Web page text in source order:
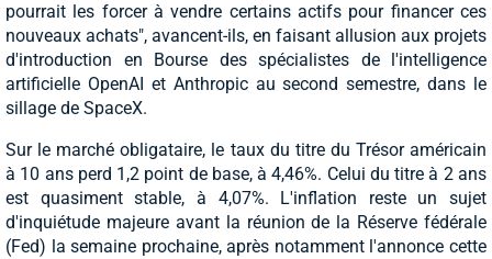
pourrait les forcer à vendre certains actifs pour financer ces
nouveaux achats", avancent-ils, en faisant allusion aux projets
d'introduction en Bourse des spécialistes de l'intelligence
artificielle OpenAI et Anthropic au second semestre, dans le
sillage de SpaceX.
Sur le marché obligataire, le taux du titre du Trésor américain
à 10 ans perd 1,2 point de base, à 4,46%. Celui du titre à 2 ans
est quasiment stable, à 4,07%. L'inflation reste un sujet
d'inquiétude majeure avant la réunion de la Réserve fédérale
(Fed) la semaine prochaine, après notamment l'annonce cette